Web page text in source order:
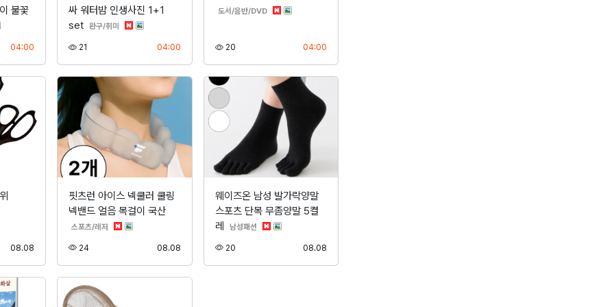
불꽃
04:00
싸 워터밤 인생사진 1+1
set 완구/취미 분류
21 04:00등록
도서/음반/DVD분류
20조회 04:00
08.08
핏츠런 아이스 넥쿨러 쿨링
넥밴드 얼음 목걸이 국산
스포츠/레저 분류
24조회 08.08등록
웨이즈온 남성 발가락양말
스포츠 단목 무좀양말 5켤
레
남성패션분류
20조회 08.08